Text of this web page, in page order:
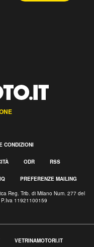
CONDIZIONI
ODR RSS
PREFERENZE MAILING
Reg. Trib. di Milano Num. 277 del
11921100159
VETRINAMOTORI.IT